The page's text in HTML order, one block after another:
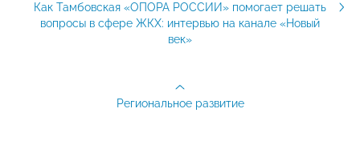
Как Тамбовская «ОПОРА РОССИИ» помогает решать
вопросы в сфере ЖКХ: интервью на канале «Новый
век»
Региональное развитие